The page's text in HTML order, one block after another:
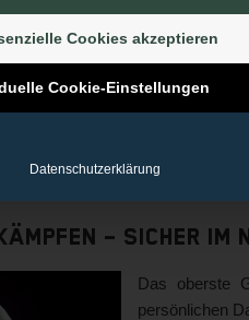
Experte für Online
Erfahrung im Umgang
erklärt Scherg, warum
und was man tun kann, wenn
– Sicher
Das oberste
persönlichen
Cookies akzeptieren
Cookie-Einstellungen
Datenschutzerklärung